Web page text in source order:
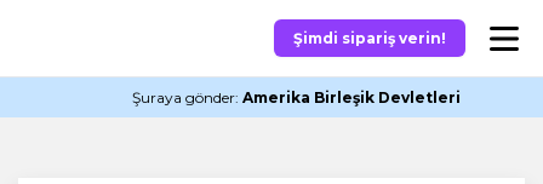
Şimdi sipariş verin!
Şuraya gönder: Amerika Birleşik Devletleri